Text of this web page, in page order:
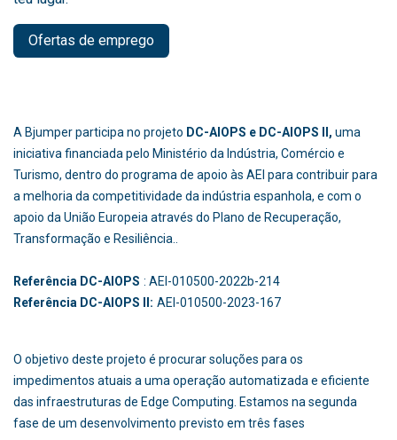
Se procuras um bom ambiente de trabalho, e se és
apaixonado pela tecnologia em Data Centers, a Bjumper é o
teu lugar.
A Bjumper participa no projetoDC-AIOPS e DC-AIOPS II,uma
iniciativa financiada pelo Ministério da Indústria, Comércio e
Turismo, dentro do programa de apoio às AEI para contribuir para
a melhoria da competitividade da indústria espanhola, e com o
Transformação e Resiliência..
Referência DC-AIOPS II:
AEI-010500-2023-167
O objetivo deste projeto é procurar soluções para os
impedimentos atuais a uma operação automatizada e eficiente